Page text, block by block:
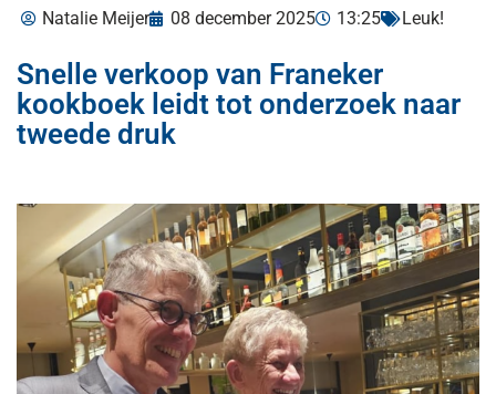
Natalie Meijer 08 december 2025 13:25 Leuk!
Snelle verkoop van Franeker
kookboek leidt tot onderzoek naar
tweede druk